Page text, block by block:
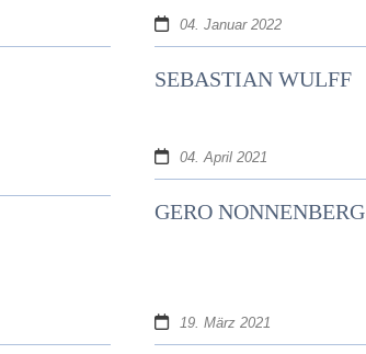
04. Januar 2022
SEBASTIAN WULFF
04. April 2021
GERO NONNENBERG
19. März 2021